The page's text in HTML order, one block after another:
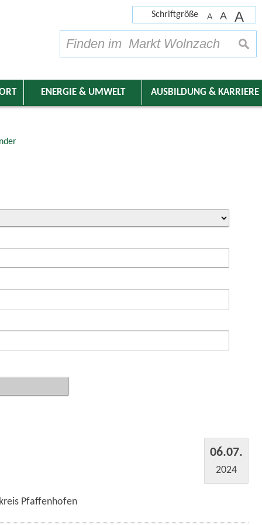
Schriftgröße A A A
ENERGIE & UMWELT AUSBILDUNG & KARRIERE
06.07.
2024
Pfaffenhofen